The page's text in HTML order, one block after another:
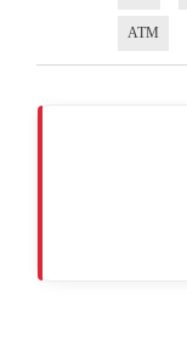
ATM